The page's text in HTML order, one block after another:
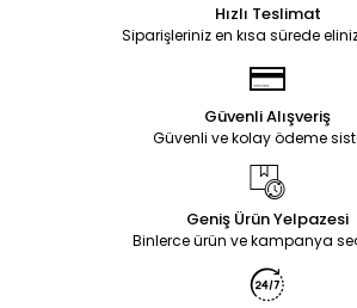
Hızlı Teslimat
Siparişleriniz en kısa sürede
Güvenli Alışveriş
Güvenli ve kolay ödeme
Geniş Ürün Yelpazesi
Binlerce ürün ve kampanya